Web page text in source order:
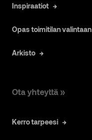
Inspiraatiot
Opas toimitilan valintaan
Arkisto
Ota yhteyttä »
Kerro tarpeesi